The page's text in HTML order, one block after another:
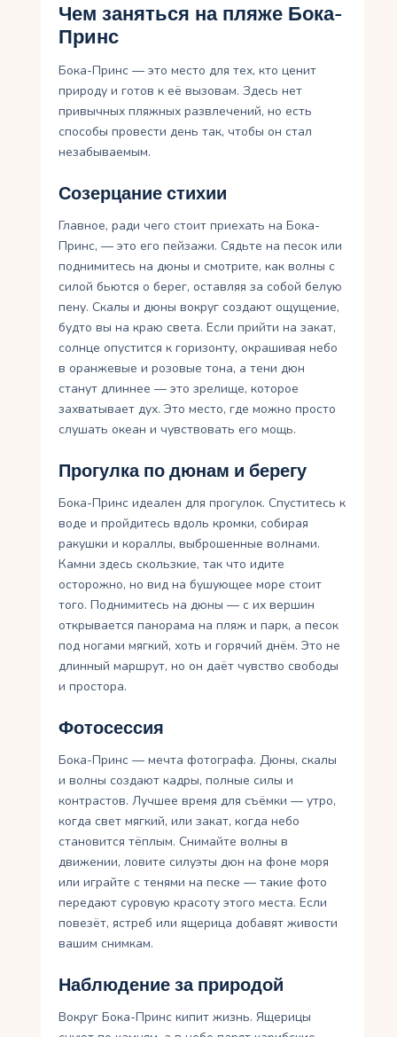
Чем заняться на пляже Бока-
Принс
Бока-Принс — это место для тех, кто ценит
природу и готов к её вызовам. Здесь нет
привычных пляжных развлечений, но есть
способы провести день так, чтобы он стал
незабываемым.
Созерцание стихии
Главное, ради чего стоит приехать на Бока-
Принс, — это его пейзажи. Сядьте на песок или
поднимитесь на дюны и смотрите, как волны с
силой бьются о берег, оставляя за собой белую
пену. Скалы и дюны вокруг создают ощущение,
будто вы на краю света. Если прийти на закат,
солнце опустится к горизонту, окрашивая небо
в оранжевые и розовые тона, а тени дюн
станут длиннее — это зрелище, которое
захватывает дух. Это место, где можно просто
слушать океан и чувствовать его мощь.
Прогулка по дюнам и берегу
Бока-Принс идеален для прогулок. Спуститесь к
воде и пройдитесь вдоль кромки, собирая
ракушки и кораллы, выброшенные волнами.
Камни здесь скользкие, так что идите
осторожно, но вид на бушующее море стоит
того. Поднимитесь на дюны — с их вершин
открывается панорама на пляж и парк, а песок
под ногами мягкий, хоть и горячий днём. Это не
длинный маршрут, но он даёт чувство свободы
и простора.
Фотосессия
Бока-Принс — мечта фотографа. Дюны, скалы
и волны создают кадры, полные силы и
контрастов. Лучшее время для съёмки — утро,
когда свет мягкий, или закат, когда небо
становится тёплым. Снимайте волны в
движении, ловите силуэты дюн на фоне моря
или играйте с тенями на песке — такие фото
передают суровую красоту этого места. Если
повезёт, ястреб или ящерица добавят живости
вашим снимкам.
Наблюдение за природой
Вокруг Бока-Принс кипит жизнь. Ящерицы